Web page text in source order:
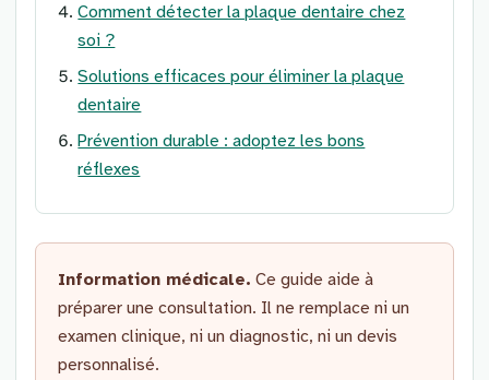
Comment détecter la plaque dentaire chez
soi ?
Solutions efficaces pour éliminer la plaque
dentaire
Prévention durable : adoptez les bons
réflexes
Information médicale. Ce guide aide à
préparer une consultation. Il ne remplace ni un
examen clinique, ni un diagnostic, ni un devis
personnalisé.